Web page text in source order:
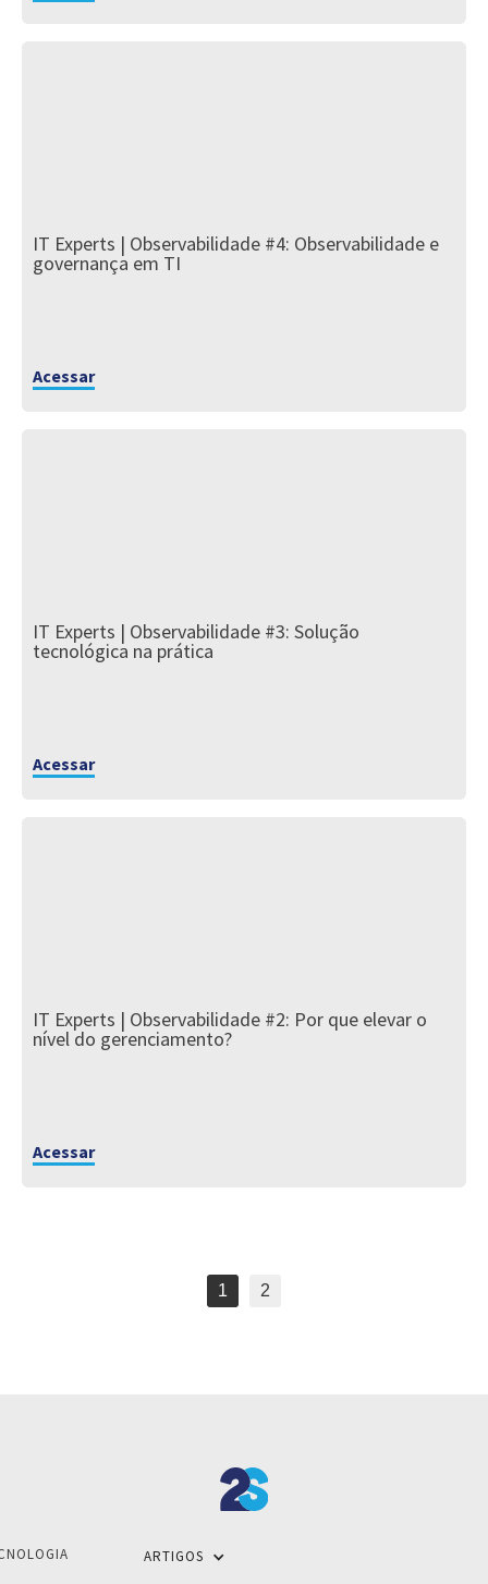
IT Experts | Observabilidade #4: Observabilidade e
governança em TI
Acessar
IT Experts | Observabilidade #3: Solução
tecnológica na prática
Acessar
IT Experts | Observabilidade #2: Por que elevar o
nível do gerenciamento?
Acessar
1 2
ARTIGOS